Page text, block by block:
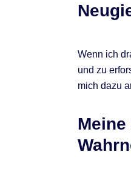
Wenn ich
und zu
mich dazu